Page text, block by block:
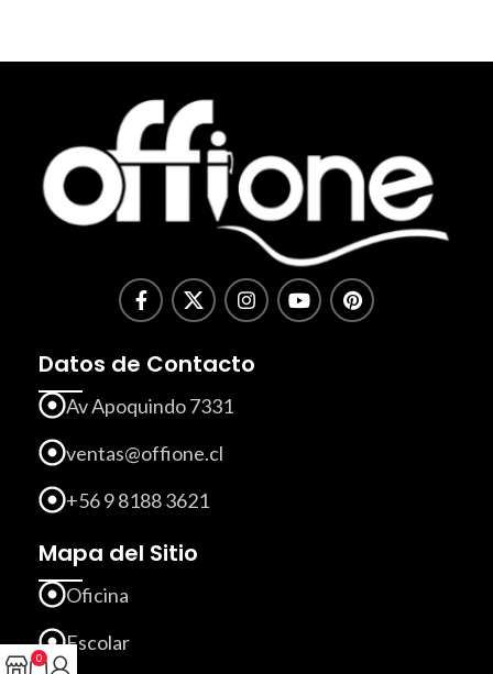
Datos de Contacto
Av Apoquindo 7331
ventas@offione.cl
+56 9 8188 3621
Mapa del Sitio
Oficina
Escolar
0